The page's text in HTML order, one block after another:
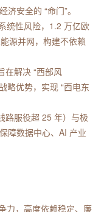
安全的 “命门”。
统性风险，1.2 万亿欧
源并网，构建不依赖
在解决 “西部风
略优势，实现 “西电东
路服役超 25 年）与极
障数据中心、AI 产业
力，高度依赖稳定、廉